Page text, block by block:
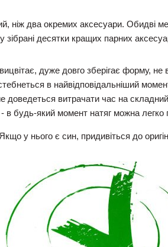
ніж два окремих аксесуари. Обидві
десятки кращих парних
дуже довго зберігає форму, не
в найвідповідальніший
доведеться витрачати час на
в будь-який момент натяг можна легко
у нього є син, придивіться до